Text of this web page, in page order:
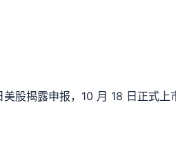
股揭露申报，10 月 18 日正式